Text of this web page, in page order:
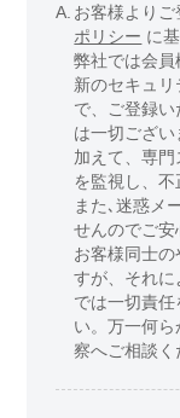
A. お客様よりご
ポリシー に
弊社では会
新のセキュ
で、ご登録
は一切ござい
加えて、専
を監視し、不
また､迷惑メ
せんのでご安
お客様同士
すが、それに
では一切責
い。万一何
察へご相談く